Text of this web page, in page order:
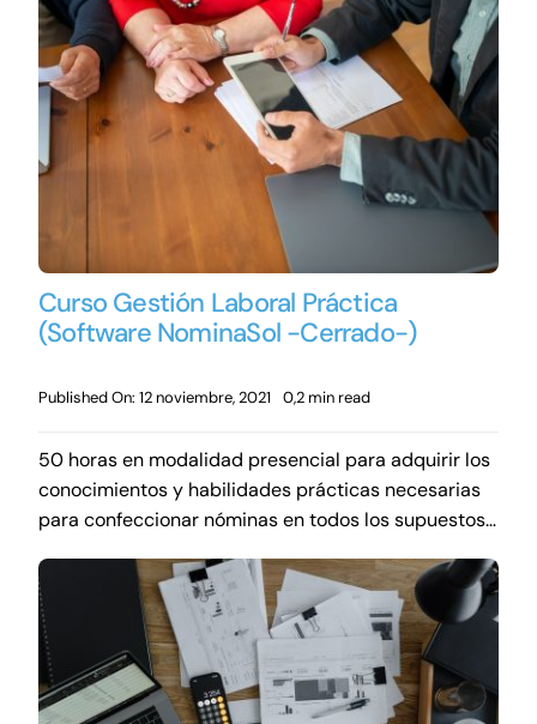
Curso Gestión Laboral Práctica
(Software NominaSol -Cerrado-)
Published On: 12 noviembre, 2021 0,2 min read
50 horas en modalidad presencial para adquirir los
conocimientos y habilidades prácticas necesarias
para confeccionar nóminas en todos los supuestos…